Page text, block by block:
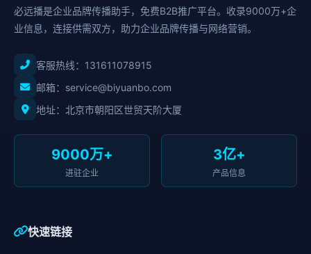
必远播是企业品牌传播助手，免费B2B推广平台。收录9000万+企
业信息，连接供需双方，助力企业品牌传播与网络营销。
客服热线： 131611078915
邮箱：service@biyuanbo.com
地址：北京市朝阳区世贸天阶大厦
9000万+
进驻企业
3亿+
产品信息
快速链接